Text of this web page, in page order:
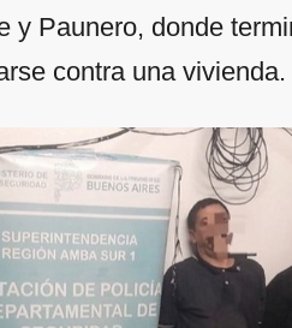
y Paunero, donde
contra una vivienda.